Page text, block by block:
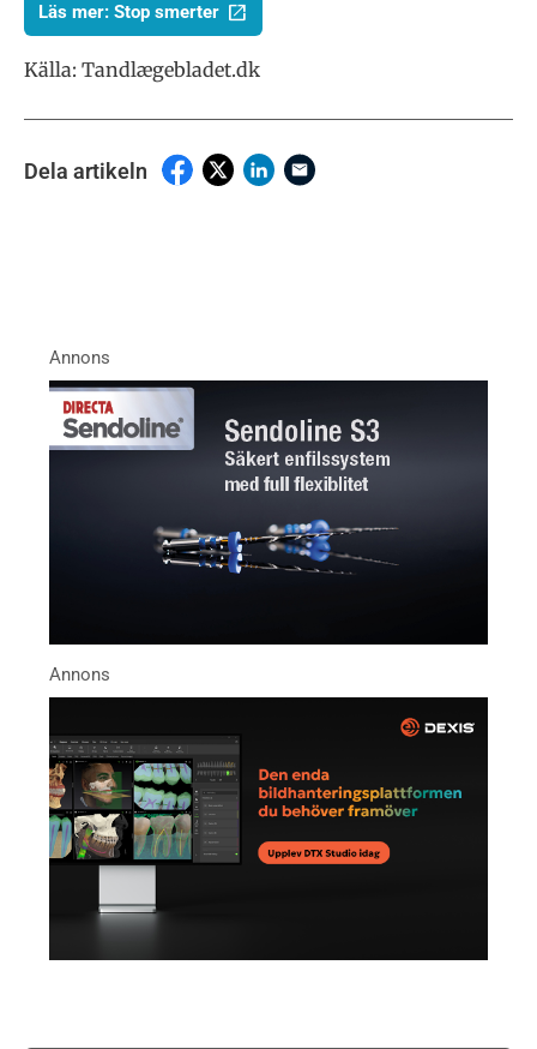
Läs mer: Stop smerter
Källa: Tandlægebladet.dk
Dela artikeln